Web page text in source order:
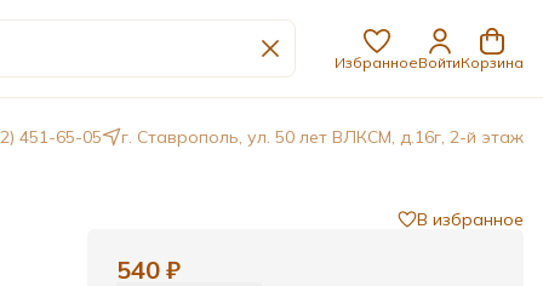
ИзбранноеВойтиКорзина
451-65-05 г. Ставрополь, ул. 50 лет ВЛКСМ, д.16г, 2-й этаж
В избранное
540 ₽